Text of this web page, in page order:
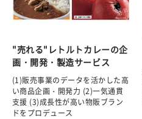
"売れる"レトルトカレーの企
画・開発・製造サービス
(1)販売事業のデータを活かした高
い商品企画・開発力 (2)一気通貫
支援 (3)成長性が高い物販ブラン
ドをプロデュース